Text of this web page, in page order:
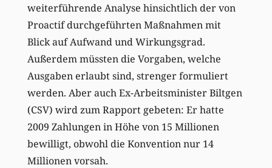
weiterführende Analyse hinsichtlich der von
Proactif durchgeführten Maßnahmen mit
Blick auf Aufwand und Wirkungsgrad.
Außerdem müssten die Vorgaben, welche
Ausgaben erlaubt sind, strenger formuliert
werden. Aber auch Ex-Arbeitsminister Biltgen
(CSV) wird zum Rapport gebeten: Er hatte
2009 Zahlungen in Höhe von 15 Millionen
bewilligt, obwohl die Konvention nur 14
Millionen vorsah.